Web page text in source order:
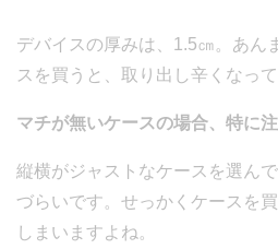
デバイスの厚みは、1.5㎝。あん
スを買うと、取り出し辛くなって
マチが無いケースの場合、特に
縦横がジャストなケースを選ん
づらいです。せっかくケースを
しまいますよね。